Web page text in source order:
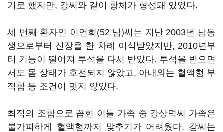
기로 했지만, 강씨와 같이 항체가 형성돼 있었다.
세 번째 환자인 이언희(52·남)씨는 지난 2003년 남동
생으로부터 신장을 한 차례 이식받았지만, 2010년부
터 기능이 떨어져 투석을 다시 받았다. 투석을 받으면
서도 몸 상태가 호전되지 않았고, 아내와는 혈액형 부
적합 등 조건이 맞지 않았다.
최적의 조합으로 꼽힌 이들 가족 중 강상덕씨 가족은
불가피하게 혈액형까지 맞추기가 어려웠다. 강씨는